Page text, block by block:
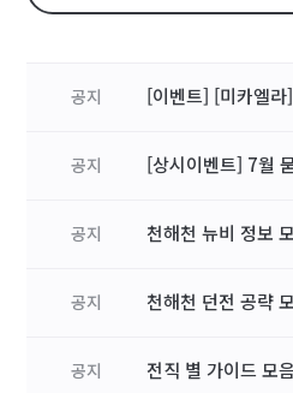
공지 [이벤트] [미카엘
공지 [상시이벤트] 7월
공지 천해천 뉴비 정보
공지 천해천 던전 공략
공지 전직 별 가이드 모